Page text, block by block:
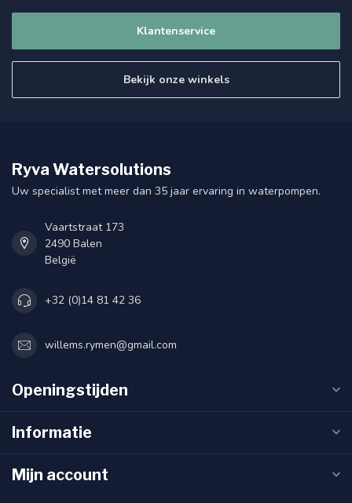
Klantenservice
Bekijk onze winkels
Ryva Watersolutions
Uw specialist met meer dan 35 jaar ervaring in waterpompen.
Vaartstraat 173
2490 Balen
België
+32 (0)14 81 42 36
willems.rymen@gmail.com
Openingstijden
Informatie
Mijn account